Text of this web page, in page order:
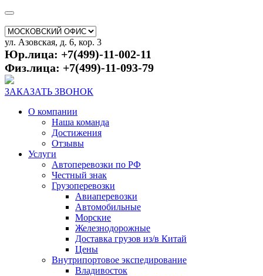
ул. Азовская, д. 6, кор. 3
Юр.лица: +7(499)-11-002-11
Физ.лица: +7(499)-11-093-79
ЗАКАЗАТЬ ЗВОНОК
О компании
Наша команда
Достижения
Отзывы
Услуги
Автоперевозки по РФ
Честный знак
Грузоперевозки
Авиаперевозки
Автомобильные
Морские
Железнодорожные
Доставка грузов из/в Китай
Цены
Внутрипортовое экспедирование
Владивосток